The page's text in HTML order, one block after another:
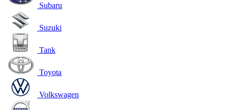
Subaru
Suzuki
Tank
Toyota
Volkswagen